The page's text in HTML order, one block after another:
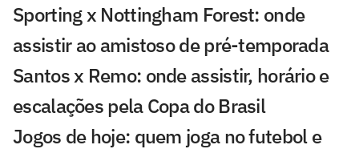
Sporting x Nottingham Forest: onde
assistir ao amistoso de pré-temporada
Santos x Remo: onde assistir, horário e
escalações pela Copa do Brasil
Jogos de hoje: quem joga no futebol e